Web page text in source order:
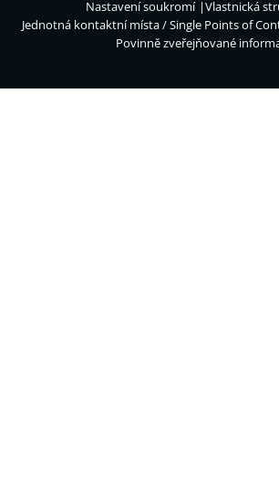
Nastavení soukromí
Vlastnická
Jednotná kontaktní místa / Single Points of
Povinně zveřejňované